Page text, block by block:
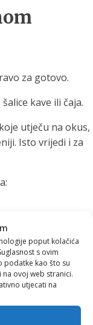
poput kolačića
s ovim
podatke kao što su
ovoj web stranici.
utjecati na
za gotovo.
kave ili čaja.
utječu na okus,
Isto vrijedi i za
i aparatima za
samo hidrataciju